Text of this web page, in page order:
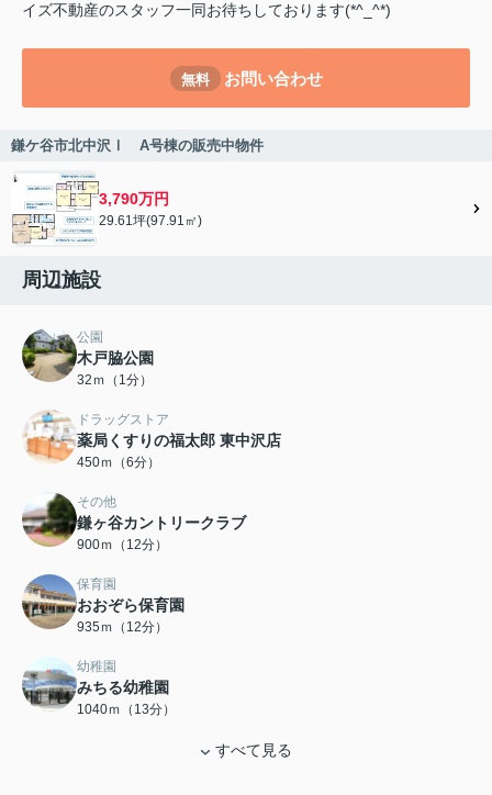
イズ不動産のスタッフ一同お待ちしております(*^_^*)
無料 お問い合わせ
鎌ケ谷市北中沢Ⅰ A号棟の販売中物件
3,790万円
29.61坪(97.91㎡)
周辺施設
公園
木戸脇公園
32ｍ（1分）
ドラッグストア
薬局くすりの福太郎 東中沢店
450ｍ（6分）
その他
鎌ヶ谷カントリークラブ
900ｍ（12分）
保育園
おおぞら保育園
935ｍ（12分）
幼稚園
みちる幼稚園
1040ｍ（13分）
すべて見る